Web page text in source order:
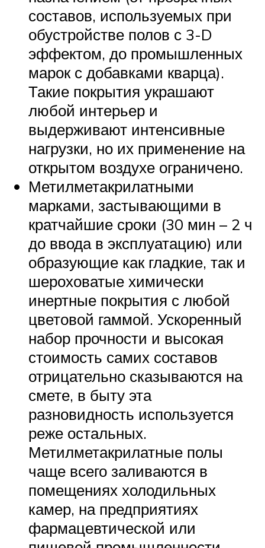
составов, используемых при
обустройстве полов с 3-D
эффектом, до промышленных
марок с добавками кварца).
Такие покрытия украшают
любой интерьер и
выдерживают интенсивные
нагрузки, но их применение на
открытом воздухе ограничено.
Метилметакрилатными
марками, застывающими в
кратчайшие сроки (30 мин – 2 ч
до ввода в эксплуатацию) или
образующие как гладкие, так и
шероховатые химически
инертные покрытия с любой
цветовой гаммой. Ускоренный
набор прочности и высокая
стоимость самих составов
отрицательно сказываются на
смете, в быту эта
разновидность используется
реже остальных.
Метилметакрилатные полы
чаще всего заливаются в
помещениях холодильных
камер, на предприятиях
фармацевтической или